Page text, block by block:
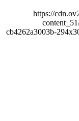
https://
cb4262a3003b-